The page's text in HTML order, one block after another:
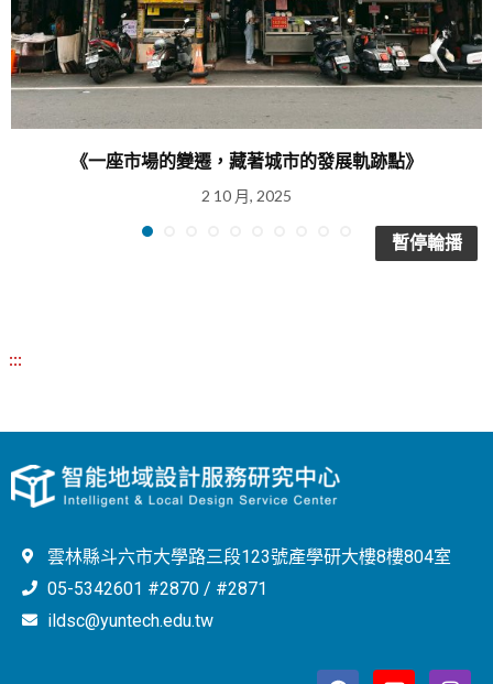
《一座市場的變遷，藏著城市的發展軌跡點》
2 10 月, 2025
暫停輪播
:::
雲林縣斗六市大學路三段123號產學研大樓8樓804室
05-5342601 #2870 / #2871
ildsc@yuntech.edu.tw